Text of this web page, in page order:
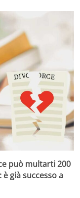
può multarti 200
già successo a